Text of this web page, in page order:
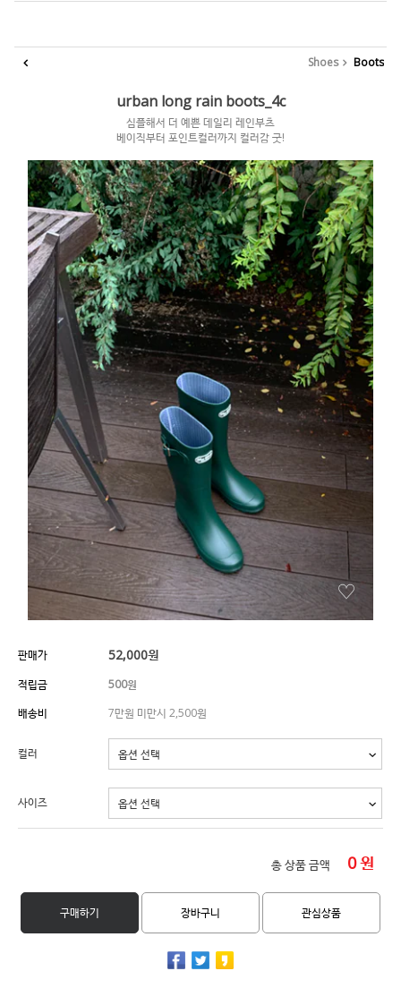
Shoes Boots
urban long rain boots_4c
심플해서 더 예쁜 데일리 레인부츠
베이직부터 포인트컬러까지 컬러감 굿!
판매가 52,000원
적립금
500원
배송비
7만원 미만시 2,500원
컬러
사이즈
총 상품 금액 0원
구매하기 장바구니 관심상품